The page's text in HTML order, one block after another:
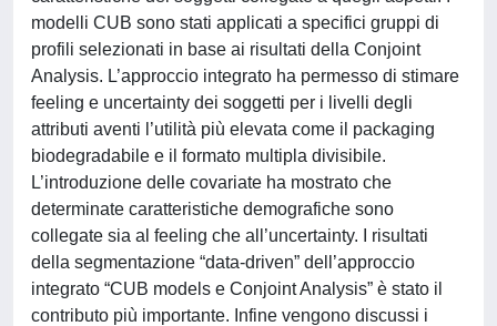
modelli CUB sono stati applicati a specifici gruppi di
profili selezionati in base ai risultati della Conjoint
Analysis. L’approccio integrato ha permesso di stimare
feeling e uncertainty dei soggetti per i livelli degli
attributi aventi l’utilità più elevata come il packaging
biodegradabile e il formato multipla divisibile.
L’introduzione delle covariate ha mostrato che
determinate caratteristiche demografiche sono
collegate sia al feeling che all’uncertainty. I risultati
della segmentazione “data-driven” dell’approccio
integrato “CUB models e Conjoint Analysis” è stato il
contributo più importante. Infine vengono discussi i